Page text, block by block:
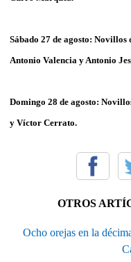
Sábado 27 de agosto:
Antonio Valencia y Antonio
Domingo 28 de agosto:
y Víctor Cerrato.
OTROS
Ocho orejas en la